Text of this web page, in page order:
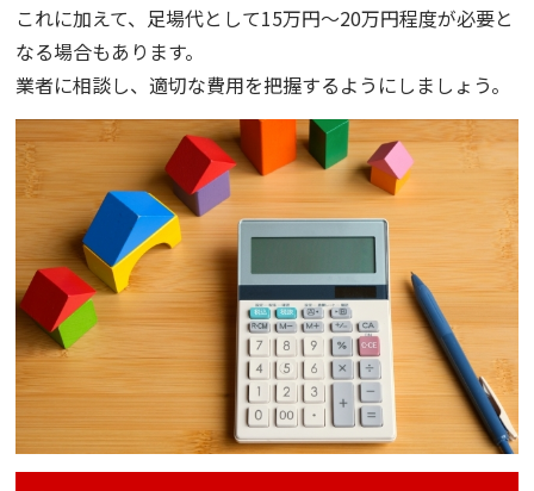
これに加えて、足場代として15万円〜20万円程度が必要と
なる場合もあります。
業者に相談し、適切な費用を把握するようにしましょう。